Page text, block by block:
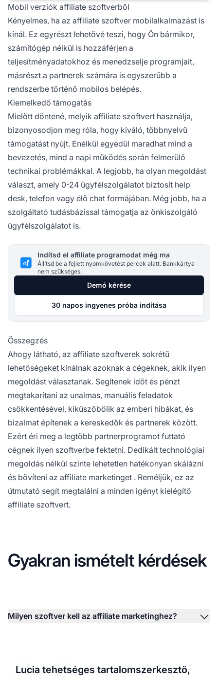
Mobil verziók affiliate szoftverből
Kényelmes, ha az affiliate szoftver mobilalkalmazást is
kínál. Ez egyrészt lehetővé teszi, hogy Ön bármikor,
számítógép nélkül is hozzáférjen a
teljesítményadatokhoz és menedzselje programjait,
másrészt a partnerek számára is egyszerűbb a
rendszerbe történő mobilos belépés.
Kiemelkedő támogatás
Mielőtt döntené, melyik affiliate szoftvert használja,
bizonyosodjon meg róla, hogy kiváló, többnyelvű
támogatást nyújt. Enélkül egyedül maradhat mind a
bevezetés, mind a napi működés során felmerülő
technikai problémákkal. A legjobb, ha olyan megoldást
választ, amely 0-24 ügyfélszolgálatot biztosít help
desk, telefon vagy élő chat formájában. Még jobb, ha a
szolgáltató tudásbázissal támogatja az önkiszolgáló
ügyfélszolgálatot is.
Indítsd el affiliate programodat még ma
Állítsd be a fejlett nyomkövetést percek alatt. Bankkártya
nem szükséges.
Demó kérése
30 napos ingyenes próba indítása
Összegzés
Ahogy látható, az affiliate szoftverek sokrétű
lehetőségeket kínálnak azoknak a cégeknek, akik ilyen
megoldást választanak. Segítenek időt és pénzt
megtakarítani az unalmas, manuális feladatok
csökkentésével, kiküszöbölik az emberi hibákat, és
bizalmat építenek a kereskedők és partnerek között.
Ezért éri meg a legtöbb partnerprogramot futtató
cégnek ilyen szoftverbe fektetni. Dedikált technológiai
megoldás nélkül szinte lehetetlen hatékonyan skálázni
és bővíteni az affiliate marketinget . Reméljük, ez az
útmutató segít megtalálni a minden igényt kielégítő
affiliate szoftvert.
Gyakran ismételt kérdések
Milyen szoftver kell az affiliate marketinghez?
Lucia tehetséges tartalomszerkesztő,